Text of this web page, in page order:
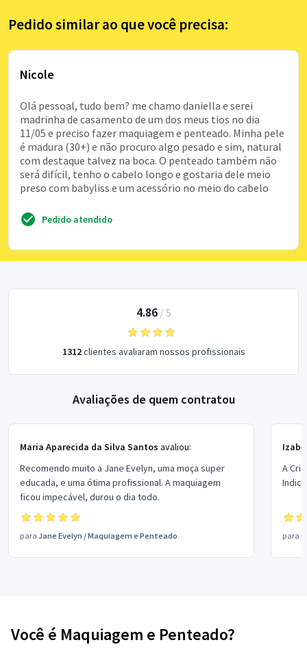
Pedido similar ao que você precisa:
Nicole
Olá pessoal, tudo bem? me chamo daniella e serei
madrinha de casamento de um dos meus tios no dia
11/05 e preciso fazer maquiagem e penteado. Minha pele
é madura (30+) e não procuro algo pesado e sim, natural
com destaque talvez na boca. O penteado também não
será difícil, tenho o cabelo longo e gostaria dele meio
preso com babyliss e um acessório no meio do cabelo
Pedido atendido
4.86/ 5
1312clientes avaliaram nossos profissionais
Avaliações de quem contratou
Maria Aparecida da Silva Santos avaliou:
Recomendo muito a Jane Evelyn, uma moça super
educada, e uma ótima profissional. A maquiagem
ficou impecável, durou o dia todo.
para Jane Evelyn /Maquiagem e Penteado
A
para
Você é Maquiagem e Penteado?